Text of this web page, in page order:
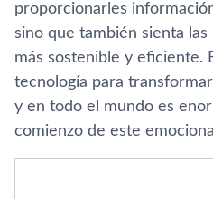
proporcionarles
sino que también sienta
más sostenible y eficiente.
tecnología para
y en todo el mundo es
comienzo de este